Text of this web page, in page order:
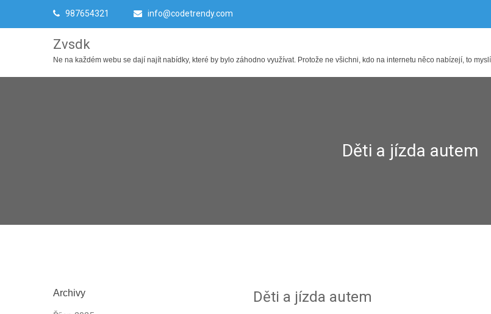
987654321 info@codetrendy.com
Zvsdk
Ne na každém webu se dají najít nabídky, které by bylo záhodno využívat. Protože ne všichni, kdo na internetu něco nabízejí, to
Děti a jízda autem
Archivy Děti a jízda autem